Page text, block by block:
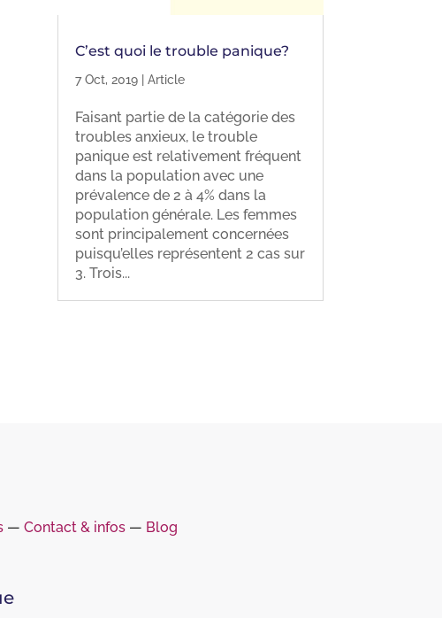
C’est quoi le trouble panique?
7 Oct, 2019| Article
Faisant partie de la catégorie des
troubles anxieux, le trouble
panique est relativement fréquent
dans la population avec une
prévalence de 2 à 4% dans la
population générale. Les femmes
sont principalement concernées
puisqu’elles représentent 2 cas sur
3. Trois...
― Contact & infos― Blog